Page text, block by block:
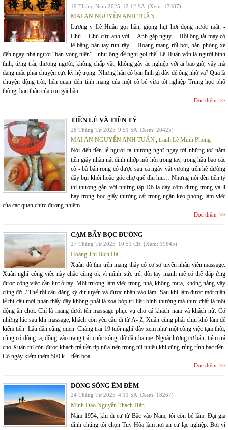
19 Tháng Năm 2025 12:12 SA (Xem: 17487)
MAI AN NGUYỄN ANH TUẤN
Lương y Lê Huân gọi hắn, giọng hụt hơi đọng nước mắt: -
Chú… Chú cứu anh với… Anh gặp nguy… Rồi ông tắt máy có
lẽ bằng bàn tay run rẩy… Hoang mang rối bời, hắn phóng xe
đến ngay nhà người “bạn vong niên” - như ông đề nghị gọi thế. Lê Huân vốn là người bình
tĩnh, từng trải, thương người, không chấp vặt, không gây ác nghiệp với ai bao giờ, vậy mà
đang mắc phải chuyện cực kỳ hệ trọng. Nhưng hắn có bản lĩnh gì đây để ông nhờ vả? Quả là
chuyện động trời, liên quan đến tính mạng của một cô bé vừa tốt nghiệp Trung học phổ
thông, bạn thân của con gái hắn.
Đọc thêm
TIỀN LẺ VÀ TIỀN TỶ
28 Tháng Tư 2025 9:51 SA (Xem: 20425)
MAI AN NGUYỄN ANH TUẤN, tranh Lê Minh Phong
Nói đến tiền lẻ người ta thường nghĩ ngay tới những tờ/ nắm
tiền giấy nhàu nát dính nhớp mồ hôi trong tay, trong hầu bao các
cô - bà bán rong có được sau cả ngày vất vưởng trên hè đường
đầy bụi khói hoặc góc chợ quê đìu hiu… Nhưng nói đền tiền tỷ
thì thường gắn với những tập Đô-la dày cộm đựng trong va-li
hay trong bọc giấy thường cất trong ngăn kéo phòng làm việc
của các quan chức đương nhiệm…
Đọc thêm
CẠM BẪY BỌC ĐƯỜNG
27 Tháng Tư 2025 10:53 CH (Xem: 19645)
Hoàng Thị Bích Hà
Xuân dò tìm trên mạng thấy có cơ sở tuyển nhân viên massage.
Xuân nghĩ công việc này chắc cũng ok vì mình sức trẻ, đôi tay mạnh mẽ có thể đáp ứng
được công việc cần lực ở tay. Môi trường làm việc trong nhà, không mưa, không nắng vậy
cũng đỡ. / Thế rồi cậu đăng ký dự tuyển và được nhận vào làm. Sau khi làm được một tuần
lễ thì cậu mới nhận thấy đây không phải là xoa bóp trị liệu bình thường mà thực chất là một
động ăn chơi. Chỉ là mang dưới tên massage phục vụ cho cả khách nam và khách nữ. Có
những lúc sau khi massage, khách còn yêu cầu đi từ A- Z, Xuân cũng phải chịu khó làm để
kiếm tiền. Lâu dần cũng quen. Chàng trai 19 tuổi nghĩ đây xem như một công việc tạm thời,
cũng có đồng ra, đồng vào trang trải cuộc sống, đỡ đần ba mẹ. Ngoài lương cơ bản, tiệm trả
cho Xuân thì còn được khách trả tiền tip nữa nên trong túi nhiều khi cũng rủng rỉnh bạc tiền.
Có ngày kiếm thêm 500 k + tiền boa.
Đọc thêm
DÒNG SÔNG ÊM ĐỀM
24 Tháng Tư 2025 4:11 SA (Xem: 18267)
Minh Đạo Nguyễn Thạch Hãn
Năm 1954, khi di cư từ Bắc vào Nam, tôi còn bé lắm. Đại gia
đình chúng tôi chọn Tuy Hòa làm nơi an cư lạc nghiệp. Bởi vì